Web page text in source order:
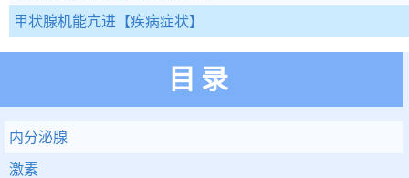
甲状腺机能亢进 【疾病症状】
目录
内分泌腺
激素